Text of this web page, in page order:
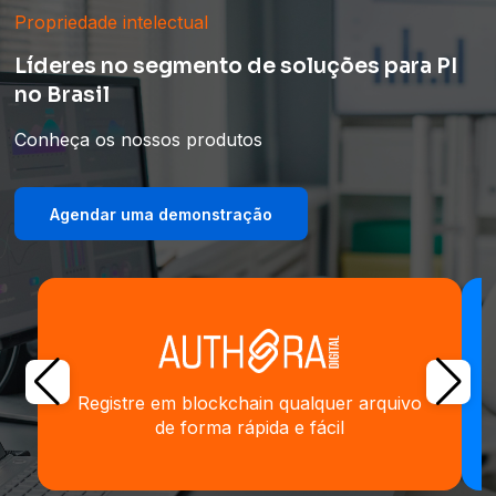
Propriedade intelectual
Líderes no segmento de soluções para PI
no Brasil
Conheça os nossos produtos
Agendar uma demonstração
Registre em blockchain qualquer arquivo
de forma rápida e fácil